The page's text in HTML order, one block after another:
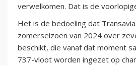
verwelkomen. Dat is de
Het is de bedoeling dat
zomerseizoen van 2024 over
beschikt, die vanaf dat moment
737-vloot worden ingezet op